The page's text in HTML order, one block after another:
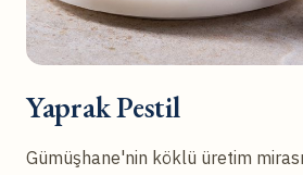
Yaprak Pestil
Gümüşhane'nin köklü üretim